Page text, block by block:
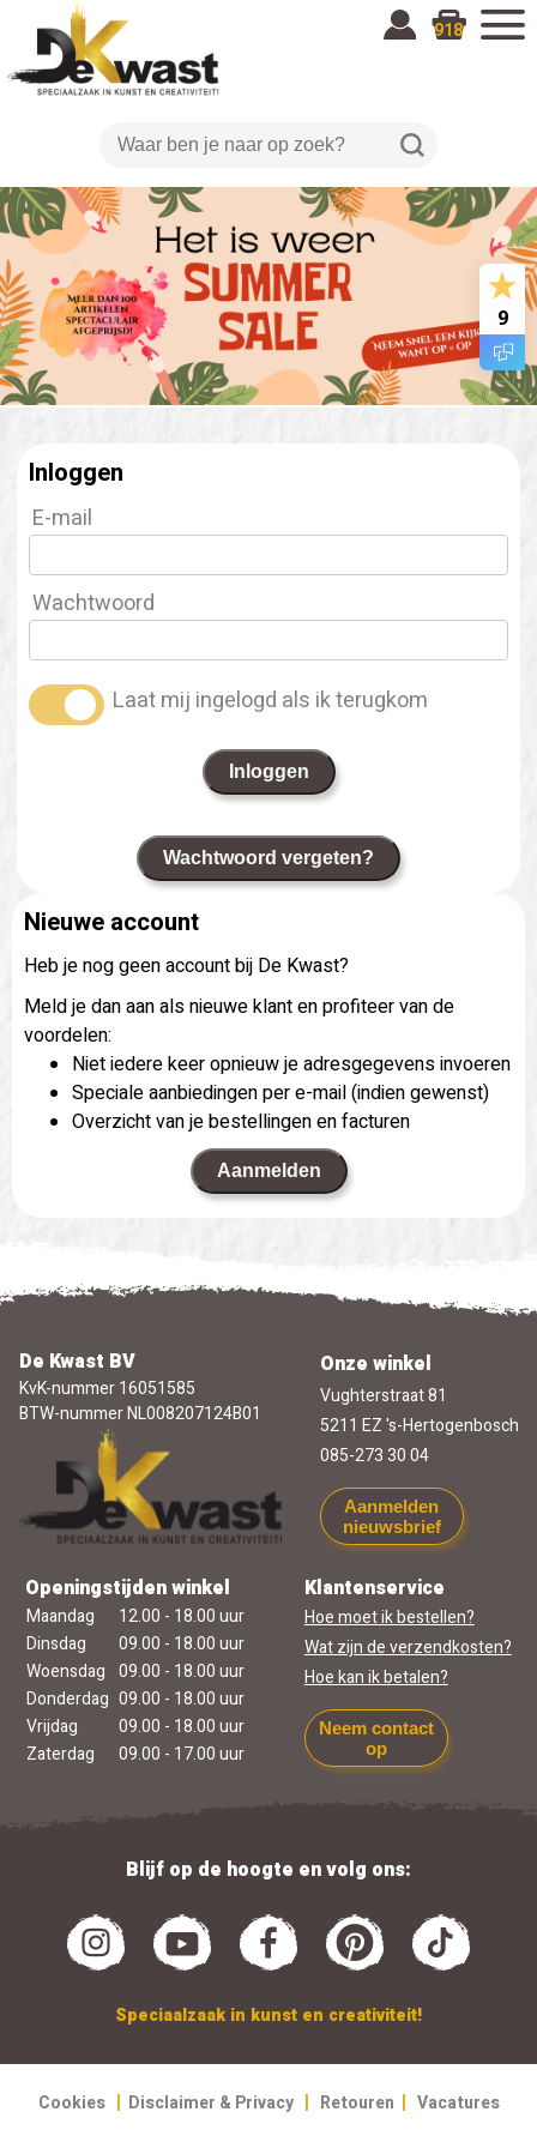
918
9
Inloggen
E-mail
Wachtwoord
Laat mij ingelogd als ik terugkom
Inloggen
Wachtwoord vergeten?
Nieuwe account
Heb je nog geen account bij De Kwast?
Meld je dan aan als nieuwe klant en profiteer van de
voordelen:
Niet iedere keer opnieuw je adresgegevens invoeren
Speciale aanbiedingen per e-mail (indien gewenst)
Overzicht van je bestellingen en facturen
Aanmelden
De Kwast BV
KvK-nummer 16051585
BTW-nummer NL008207124B01
Onze winkel
Vughterstraat 81
5211 EZ 's-Hertogenbosch
085-273 30 04
Aanmelden
nieuwsbrief
Openingstijden winkel
Maandag
12.00 - 18.00 uur
Dinsdag
09.00 - 18.00 uur
Woensdag 09.00 - 18.00 uur
Donderdag 09.00 - 18.00 uur
Vrijdag
09.00 - 18.00 uur
Zaterdag
09.00 - 17.00 uur
Klantenservice
Hoe moet ik bestellen?
Wat zijn de verzendkosten?
Hoe kan ik betalen?
Neem contact
op
Blijf op de hoogte en volg ons:
Speciaalzaak in kunst en creativiteit!
Cookies | Disclaimer & Privacy | Retouren | Vacatures